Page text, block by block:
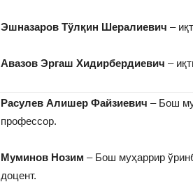
Эшназаров Тўлқин Шералиевич –
Авазов Эргаш Хидирбердиевич –
Расулев Алишер Файзиевич – Бош
профессор.
Муминов Нозим – Бош муҳаррир
доцент.